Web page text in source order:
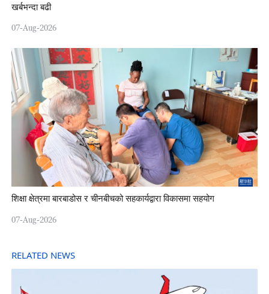
खर्बभन्दा बढी
07-Aug-2026
शिक्षा क्षेत्रमा बारबाडोस र चीनबीचको सहकार्यद्वारा विकासमा सहयोग
07-Aug-2026
RELATED NEWS